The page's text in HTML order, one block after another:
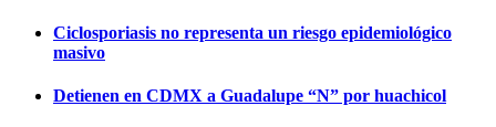
Ciclosporiasis no representa un riesgo epidemiológico
masivo
Detienen en CDMX a Guadalupe “N” por huachicol